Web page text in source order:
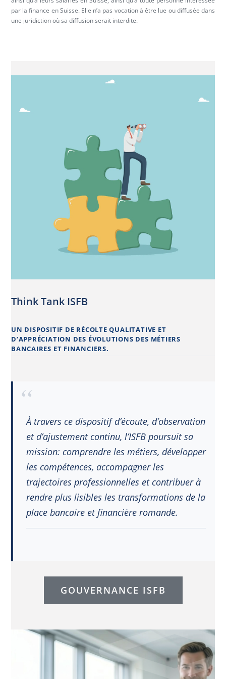
par la finance en Suisse. Elle n’a pas vocation à être lue ou diffusée dans
une juridiction où sa diffusion serait interdite.
Think Tank ISFB
UN DISPOSITIF DE RÉCOLTE QUALITATIVE ET
D’APPRÉCIATION DES ÉVOLUTIONS DES MÉTIERS
BANCAIRES ET FINANCIERS.
À travers ce dispositif d’écoute, d’observation
et d’ajustement continu, l’ISFB poursuit sa
mission: comprendre les métiers, développer
les compétences, accompagner les
trajectoires professionnelles et contribuer à
rendre plus lisibles les transformations de la
place bancaire et financière romande.
GOUVERNANCE ISFB